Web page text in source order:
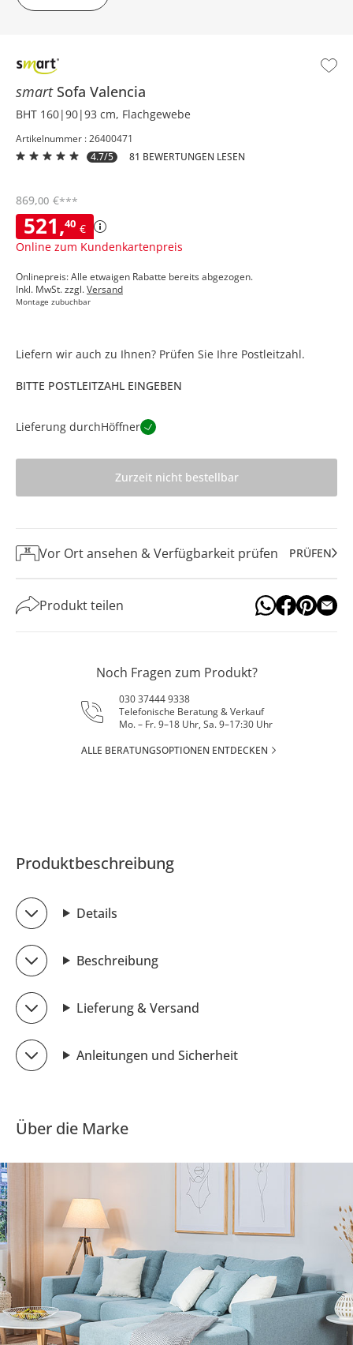
smart Sofa Valencia
BHT 160|90|93 cm, Flachgewebe
Artikelnummer : 26400471
4.7/5
81 BEWERTUNGEN LESEN
521,40 €
Online zum Kundenkartenpreis
869,00 €***
Onlinepreis: Alle etwaigen Rabatte bereits abgezogen.
Inkl. MwSt. zzgl.Versand
Montage zubuchbar
Liefern wir auch zu Ihnen? Prüfen Sie Ihre Postleitzahl.
BITTE POSTLEITZAHL EINGEBEN
Lieferung durchHöffner
Zurzeit nicht bestellbar
Vor Ort ansehen & Verfügbarkeit prüfen PRÜFEN
Produkt teilen
Noch Fragen zum Produkt?
030 37444 9338
Telefonische Beratung & Verkauf
Mo. – Fr. 9–18 Uhr, Sa. 9–17:30 Uhr
ALLE BERATUNGSOPTIONEN ENTDECKEN
Produktbeschreibung
Details
Beschreibung
Lieferung & Versand
Anleitungen und Sicherheit
Über die Marke